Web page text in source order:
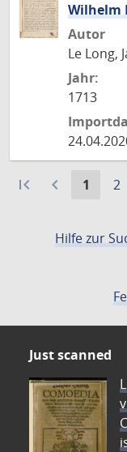
Wilhelm
Autor
Le Long,
Jahr:
1713
first_page navigate_before
Aktuelle
1 2
Hilfe zur
Just scanned